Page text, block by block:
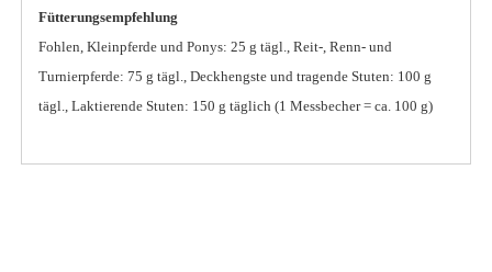
Fütterungsempfehlung
Fohlen, Kleinpferde und Ponys: 25 g tägl., Reit-, Renn- und
Turnierpferde: 75 g tägl., Deckhengste und tragende Stuten: 100 g
tägl., Laktierende Stuten: 150 g täglich (1 Messbecher = ca. 100 g)